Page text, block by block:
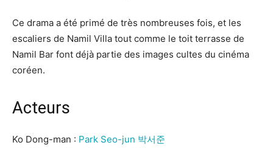
Ce drama a été primé de très nombreuses fois, et les
escaliers de Namil Villa tout comme le toit terrasse de
Namil Bar font déjà partie des images cultes du cinéma
coréen.
Acteurs
Ko Dong-man : Park Seo-jun 박서준